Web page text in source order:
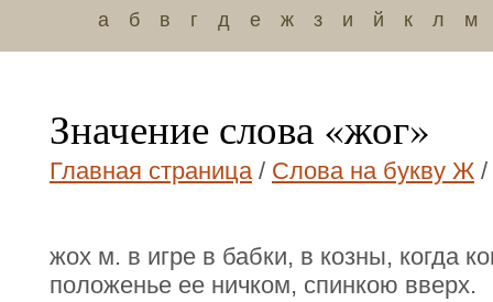
а б в г д е ж з и й к л м
Значение слова «жог»
Главная страница/ Слова на букву Ж /
жох м. в игре в бабки, в козны, когда
положенье ее ничком, спинкою вверх.